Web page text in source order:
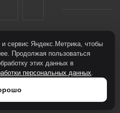
сервис Яндекс.Метрика, чтобы
Продолжая пользоваться
этих данных в
персональных данных.